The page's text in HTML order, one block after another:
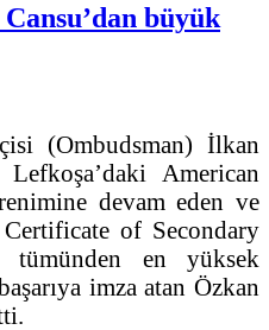
büyük
(Ombudsman) İlkan
American
devam eden ve
of Secondary
tümünden en yüksek
imza atan Özkan